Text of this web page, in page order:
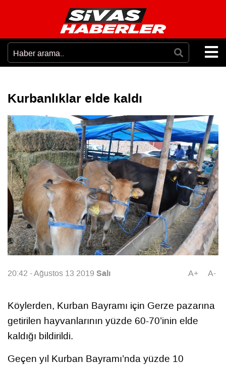
Kurbanlıklar elde kaldı
20:42 - Ağustos 13 2019 Salı A+ A-
Köylerden, Kurban Bayramı için Gerze pazarına
getirilen hayvanlarının yüzde 60-70’inin elde
kaldığı bildirildi.
Geçen yıl Kurban Bayramı’nda yüzde 10